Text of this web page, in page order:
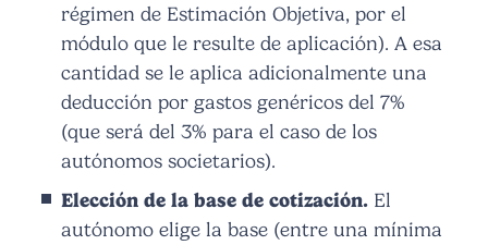
régimen de Estimación Objetiva, por el
módulo que le resulte de aplicación). A esa
cantidad se le aplica adicionalmente una
deducción por gastos genéricos del 7%
(que será del 3% para el caso de los
autónomos societarios).
Elección de la base de cotización.El
autónomo elige la base (entre una mínima